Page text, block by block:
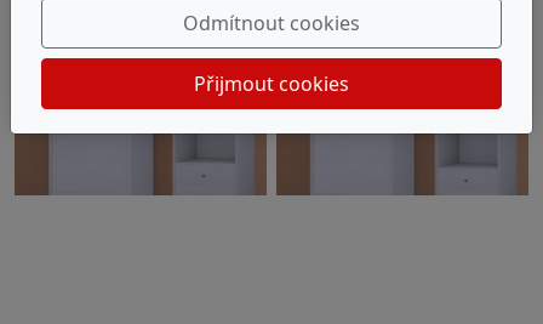
Odmítnout cookies
Přijmout cookies